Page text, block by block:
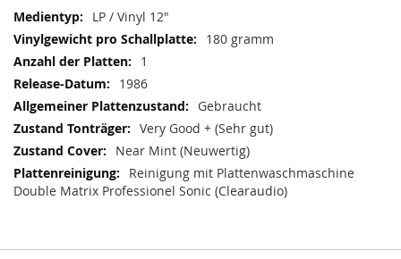
LP / Vinyl 12"
180 gramm
1
1986
Gebraucht
Very Good + (Sehr gut)
Near Mint (Neuwertig)
Reinigung mit Plattenwaschmaschine
Double Matrix Professionel Sonic (Clearaudio)